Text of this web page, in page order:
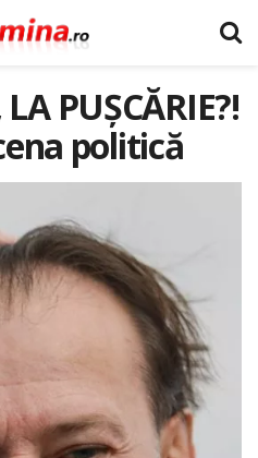
PUȘCĂRIE?!
politică